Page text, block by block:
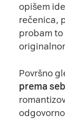
opišem
rečenica,
probam to
Površno
prema